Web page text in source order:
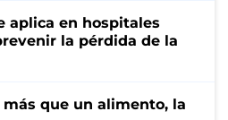
aplica en hospitales
la pérdida de la
que un alimento, la